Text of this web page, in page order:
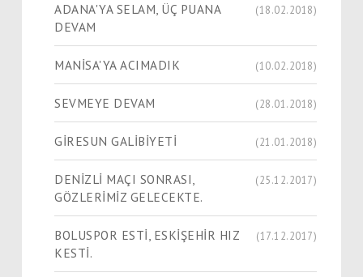
ADANA'YA SELAM, ÜÇ PUANA
DEVAM
(18.02.2018)
MANİSA'YA ACIMADIK (10.02.2018)
SEVMEYE DEVAM (28.01.2018)
GİRESUN GALİBİYETİ (21.01.2018)
DENİZLİ MAÇI SONRASI,
GÖZLERİMİZ GELECEKTE.
(25.12.2017)
BOLUSPOR ESTİ, ESKİŞEHİR HIZ
KESTİ.
(17.12.2017)